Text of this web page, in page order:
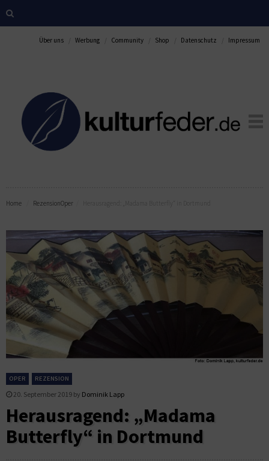
Über uns Werbung Community Shop Datenschutz Impressum
Home RezensionOper Herausragend: „Madama Butterfly“ in Dortmund
OPER REZENSION
20. September 2019 by Dominik Lapp
Herausragend: „Madama
Butterfly“ in Dortmund